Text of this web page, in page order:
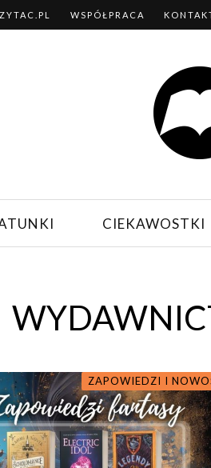
WSPÓŁPRACA
CIEKAWOSTKI
ZAPOWIEDZI I